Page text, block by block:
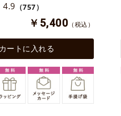
4.9 （757）
￥5,400 （税込）
カートに入れる